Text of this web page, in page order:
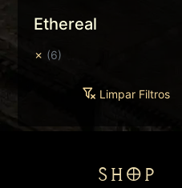
Ethereal
✗ (6)
Limpar Filtros
SHOP